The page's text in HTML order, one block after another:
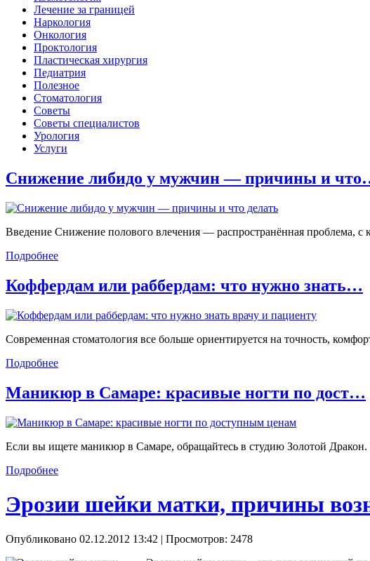
Лечение за границей
Наркология
Онкология
Проктология
Пластическая хирургия
Педиатрия
Полезное
Стоматология
Советы
Советы специалистов
Урология
Услуги
Снижение либидо у мужчин — причины и
Введение Снижение полового влечения — распространённая проблема, с
Подробнее
Коффердам или раббердам: что нужно знать…
Современная стоматология все больше ориентируется на точность,
Подробнее
Маникюр в Самаре: красивые ногти по дост…
Если вы ищете маникюр в Самаре, обращайтесь в студию Золотой
Подробнее
Эрозии шейки матки, причины
Опубликовано 02.12.2012 13:42 | Просмотров: 2478